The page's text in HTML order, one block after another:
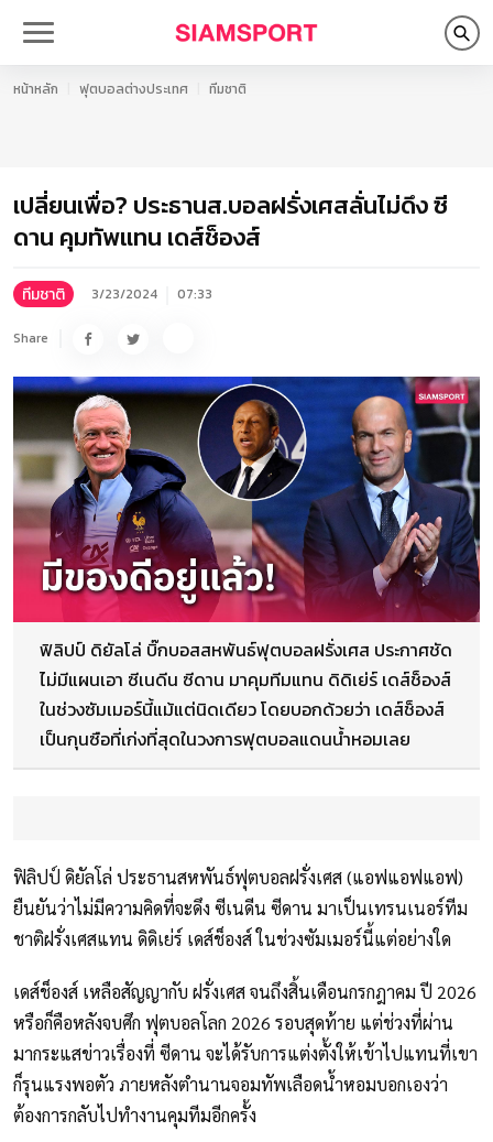
หน้าหลัก ฟุตบอลต่างประเทศ ทีมชาติ
เปลี่ยนเพื่อ? ประธานส.บอลฝรั่งเศสลั่นไม่ดึง ซี
ดาน คุมทัพแทน เดส์ช็องส์
ทีมชาติ 3/23/2024 07:33
Share
ฟิลิปป์ ดิยัลโล่ บิ๊กบอสสหพันธ์ฟุตบอลฝรั่งเศส ประกาศชัด
ไม่มีแผนเอา ซีเนดีน ซีดาน มาคุมทีมแทน ดิดิเย่ร์ เดส์ช็องส์
ในช่วงซัมเมอร์นี้แม้แต่นิดเดียว โดยบอกด้วยว่า เดส์ช็องส์
เป็นกุนซือที่เก่งที่สุดในวงการฟุตบอลแดนน้ำหอมเลย
ฟิลิปป์ ดิยัลโล่ ประธานสหพันธ์ฟุตบอลฝรั่งเศส (แอฟแอฟแอฟ)
ยืนยันว่าไม่มีความคิดที่จะดึง ซีเนดีน ซีดาน มาเป็นเทรนเนอร์ทีม
ชาติฝรั่งเศสแทน ดิดิเย่ร์ เดส์ช็องส์ ในช่วงซัมเมอร์นี้แต่อย่างใด
เดส์ช็องส์ เหลือสัญญากับ ฝรั่งเศส จนถึงสิ้นเดือนกรกฎาคม ปี 2026
หรือก็คือหลังจบศึก ฟุตบอลโลก 2026 รอบสุดท้าย แต่ช่วงที่ผ่าน
มากระแสข่าวเรื่องที่ ซีดาน จะได้รับการแต่งตั้งให้เข้าไปแทนที่เขา
ก็รุนแรงพอตัว ภายหลังตำนานจอมทัพเลือดน้ำหอมบอกเองว่า
ต้องการกลับไปทำงานคุมทีมอีกครั้ง